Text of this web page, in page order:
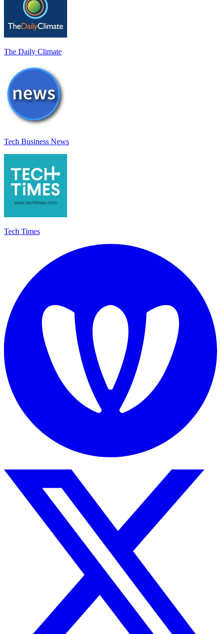
The Daily Climate
Tech Business News
Tech Times